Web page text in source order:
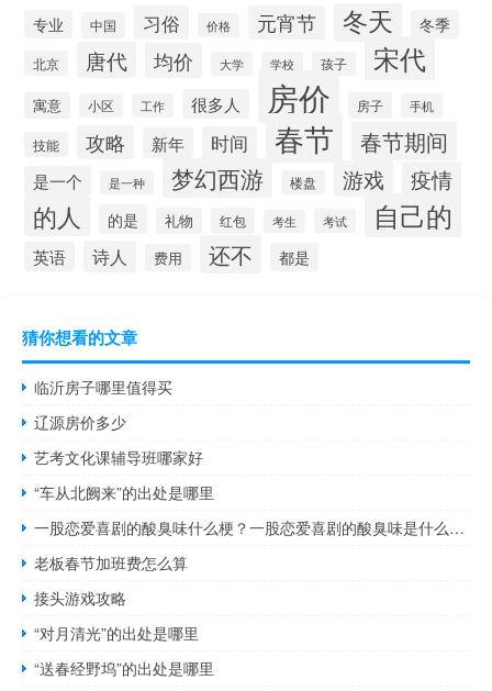
专业 中国 习俗 价格 元宵节 冬天 冬季
北京 唐代 均价 大学 学校 孩子 宋代
寓意 小区 工作 很多人 房价 房子 手机
技能 攻略 新年 时间 春节 春节期间
是一个 是一种 梦幻西游 楼盘 游戏 疫情
的人 的是 礼物 红包 考生 考试 自己的
英语 诗人 费用 还不 都是
猜你想看的文章
临沂房子哪里值得买
辽源房价多少
艺考文化课辅导班哪家好
“车从北阙来”的出处是哪里
一股恋爱喜剧的酸臭味什么梗？一股恋爱喜剧的酸臭味是什么意思什么梗
老板春节加班费怎么算
接头游戏攻略
“对月清光”的出处是哪里
“送春经野坞”的出处是哪里